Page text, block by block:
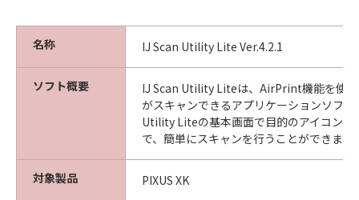
名称 IJ Scan Utility Lite Ver.4.2.1
ソフト概要
IJ Scan Utility Liteは、AirPrint機能を使
がスキャンできるアプリケーションソフト
Utility Liteの基本画面で目的のアイコンを
で、簡単にスキャンを行うことができます
対象製品 PIXUS XK